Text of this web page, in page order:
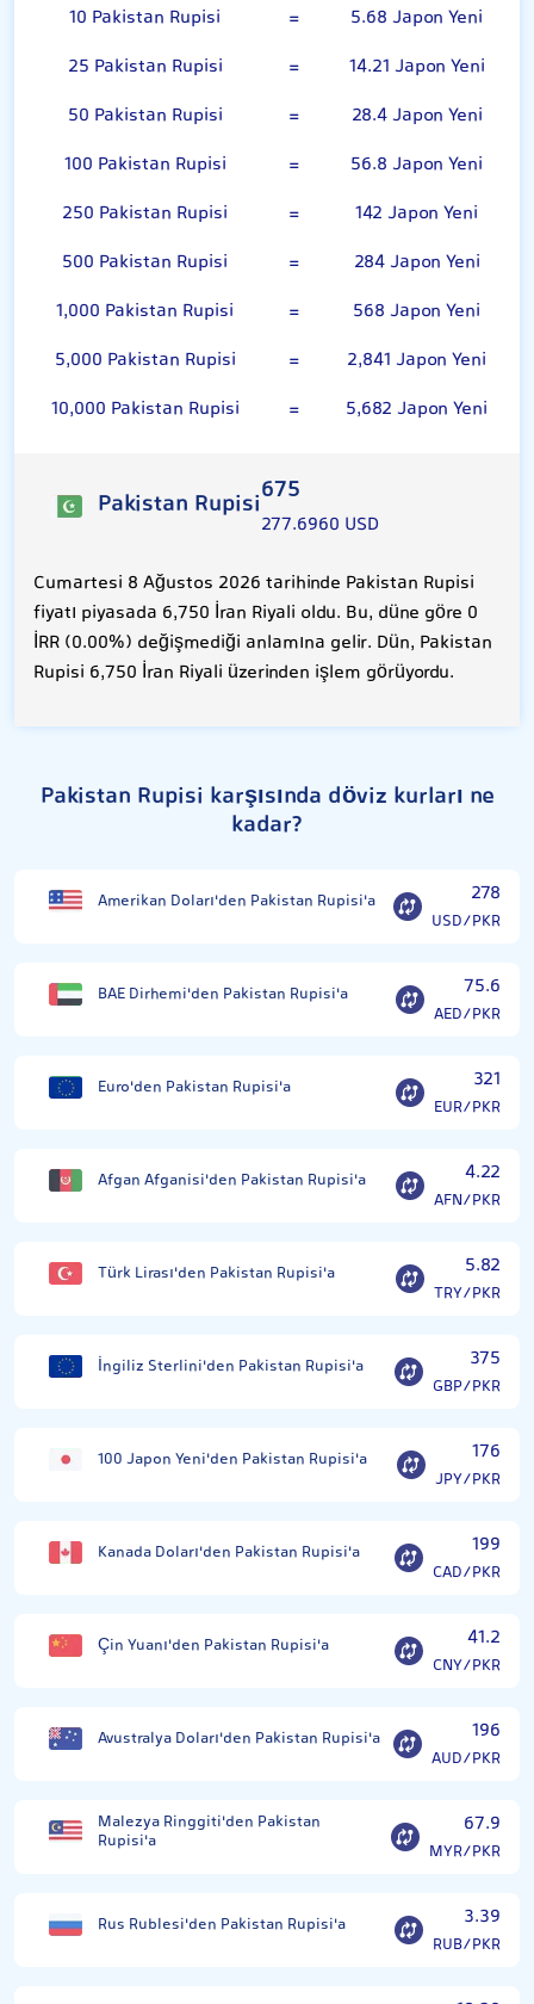
10 Pakistan Rupisi =
5.68 Japon Yeni
25 Pakistan Rupisi
=
14.21 Japon Yeni
50 Pakistan Rupisi
=
28.4 Japon Yeni
100 Pakistan Rupisi
=
56.8 Japon Yeni
250 Pakistan Rupisi
=
142 Japon Yeni
500 Pakistan Rupisi
=
284 Japon Yeni
1,000 Pakistan Rupisi
=
568 Japon Yeni
5,000 Pakistan Rupisi
=
2,841 Japon Yeni
10,000 Pakistan Rupisi
= 5,682 Japon Yeni
Pakistan Rupisi675
277.6960 USD
Cumartesi 8 Ağustos 2026 tarihinde Pakistan Rupisi
fiyatı piyasada 6,750 İran Riyali oldu. Bu, düne göre 0
İRR (0.00%) değişmediği anlamına gelir. Dün, Pakistan
Rupisi 6,750 İran Riyali üzerinden işlem görüyordu.
Pakistan Rupisi karşısında döviz kurları ne
kadar?
Amerikan Doları'den Pakistan Rupisi'a 278
USD/PKR
BAE Dirhemi'den Pakistan Rupisi'a 75.6
AED/PKR
Euro'den Pakistan Rupisi'a 321
EUR/PKR
Afgan Afganisi'den Pakistan Rupisi'a 4.22
AFN/PKR
Türk Lirası'den Pakistan Rupisi'a 5.82
TRY/PKR
İngiliz Sterlini'den Pakistan Rupisi'a 375
GBP/PKR
100 Japon Yeni'den Pakistan Rupisi'a 176
JPY/PKR
Kanada Doları'den Pakistan Rupisi'a 199
CAD/PKR
Çin Yuanı'den Pakistan Rupisi'a 41.2
CNY/PKR
Avustralya Doları'den Pakistan Rupisi'a 196
AUD/PKR
Malezya Ringgiti'den Pakistan
Rupisi'a
67.9
MYR/PKR
Rus Rublesi'den Pakistan Rupisi'a 3.39
RUB/PKR